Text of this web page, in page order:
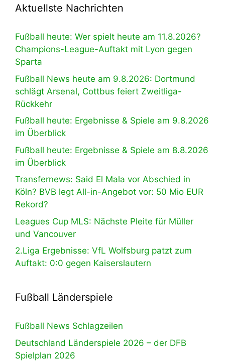
Aktuellste Nachrichten
Fußball heute: Wer spielt heute am 11.8.2026?
Champions-League-Auftakt mit Lyon gegen
Sparta
Fußball News heute am 9.8.2026: Dortmund
schlägt Arsenal, Cottbus feiert Zweitliga-
Rückkehr
Fußball heute: Ergebnisse & Spiele am 9.8.2026
im Überblick
Fußball heute: Ergebnisse & Spiele am 8.8.2026
im Überblick
Transfernews: Said El Mala vor Abschied in
Köln? BVB legt All-in-Angebot vor: 50 Mio EUR
Rekord?
Leagues Cup MLS: Nächste Pleite für Müller
und Vancouver
2.Liga Ergebnisse: VfL Wolfsburg patzt zum
Auftakt: 0:0 gegen Kaiserslautern
Fußball Länderspiele
Fußball News Schlagzeilen
Deutschland Länderspiele 2026 – der DFB
Spielplan 2026